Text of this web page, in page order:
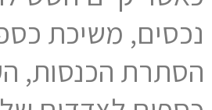
נכסים, משיכת
הסתרת הכנסות,